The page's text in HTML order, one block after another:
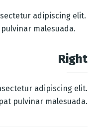
adipiscing elit.
malesuada.
Right
adipiscing elit.
pulvinar malesuada.